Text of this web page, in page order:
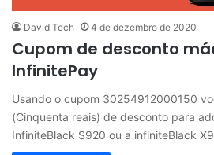
David Tech 4 de dezembro de 2020
Cupom de desconto
InfinitePay
Usando o cupom 30254912000150
(Cinquenta reais) de desconto para
InfiniteBlack S920 ou a infiniteBlack